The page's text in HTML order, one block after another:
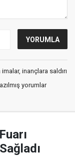
inançlara saldırı
yorumlar